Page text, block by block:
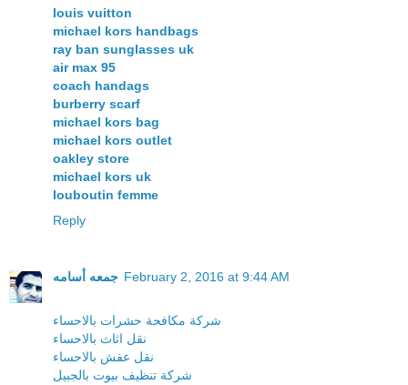
louis vuitton
michael kors handbags
ray ban sunglasses uk
air max 95
coach handags
burberry scarf
michael kors bag
michael kors outlet
oakley store
michael kors uk
louboutin femme
Reply
جمعه أسامه February 2, 2016 at 9:44 AM
شركة مكافحة حشرات بالاحساء
نقل اثاث بالاحساء
نقل عفش بالاحساء
شركة تنظيف بيوت بالجبيل